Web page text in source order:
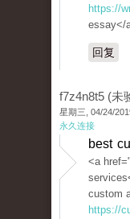
https://
essay</
回复
f7z4n8t5 (未
星期三, 04/24/
永久连接
best
<a href="
custom
https://